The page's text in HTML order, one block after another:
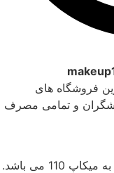
از برگزیده ترین فروشگاه های
و تمامی مصرف
می‌ باشد.